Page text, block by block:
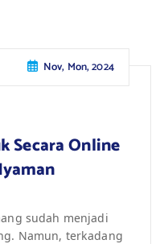
Nov, Mon, 2024
Secara Online
sudah menjadi
Namun, terkadang